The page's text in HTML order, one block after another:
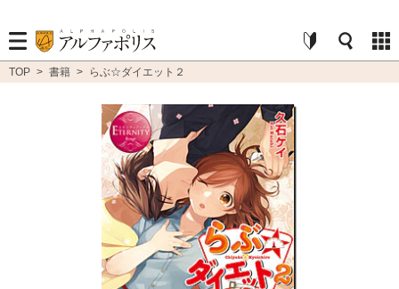
TOP > 書籍 > らぶ☆ダイエット２